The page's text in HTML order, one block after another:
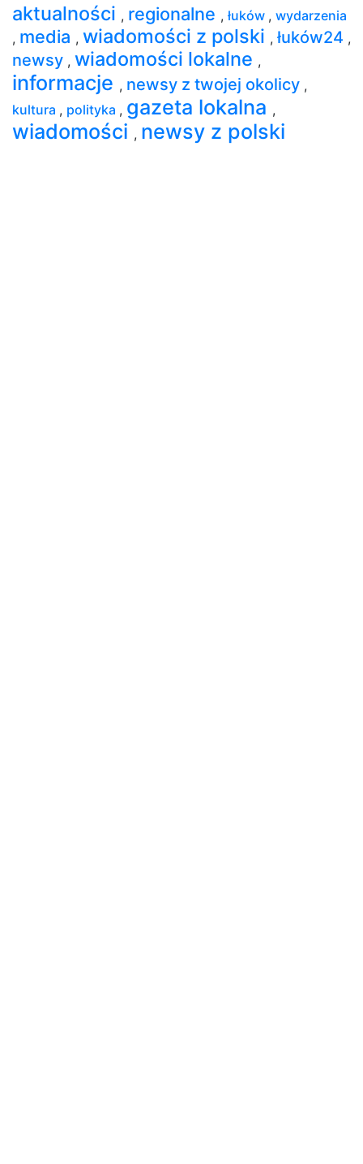
aktualności , regionalne , łuków , wydarzenia
, media , wiadomości z polski , łuków24 ,
newsy , wiadomości lokalne ,
informacje , newsy z twojej okolicy ,
kultura , polityka , gazeta lokalna ,
wiadomości , newsy z polski